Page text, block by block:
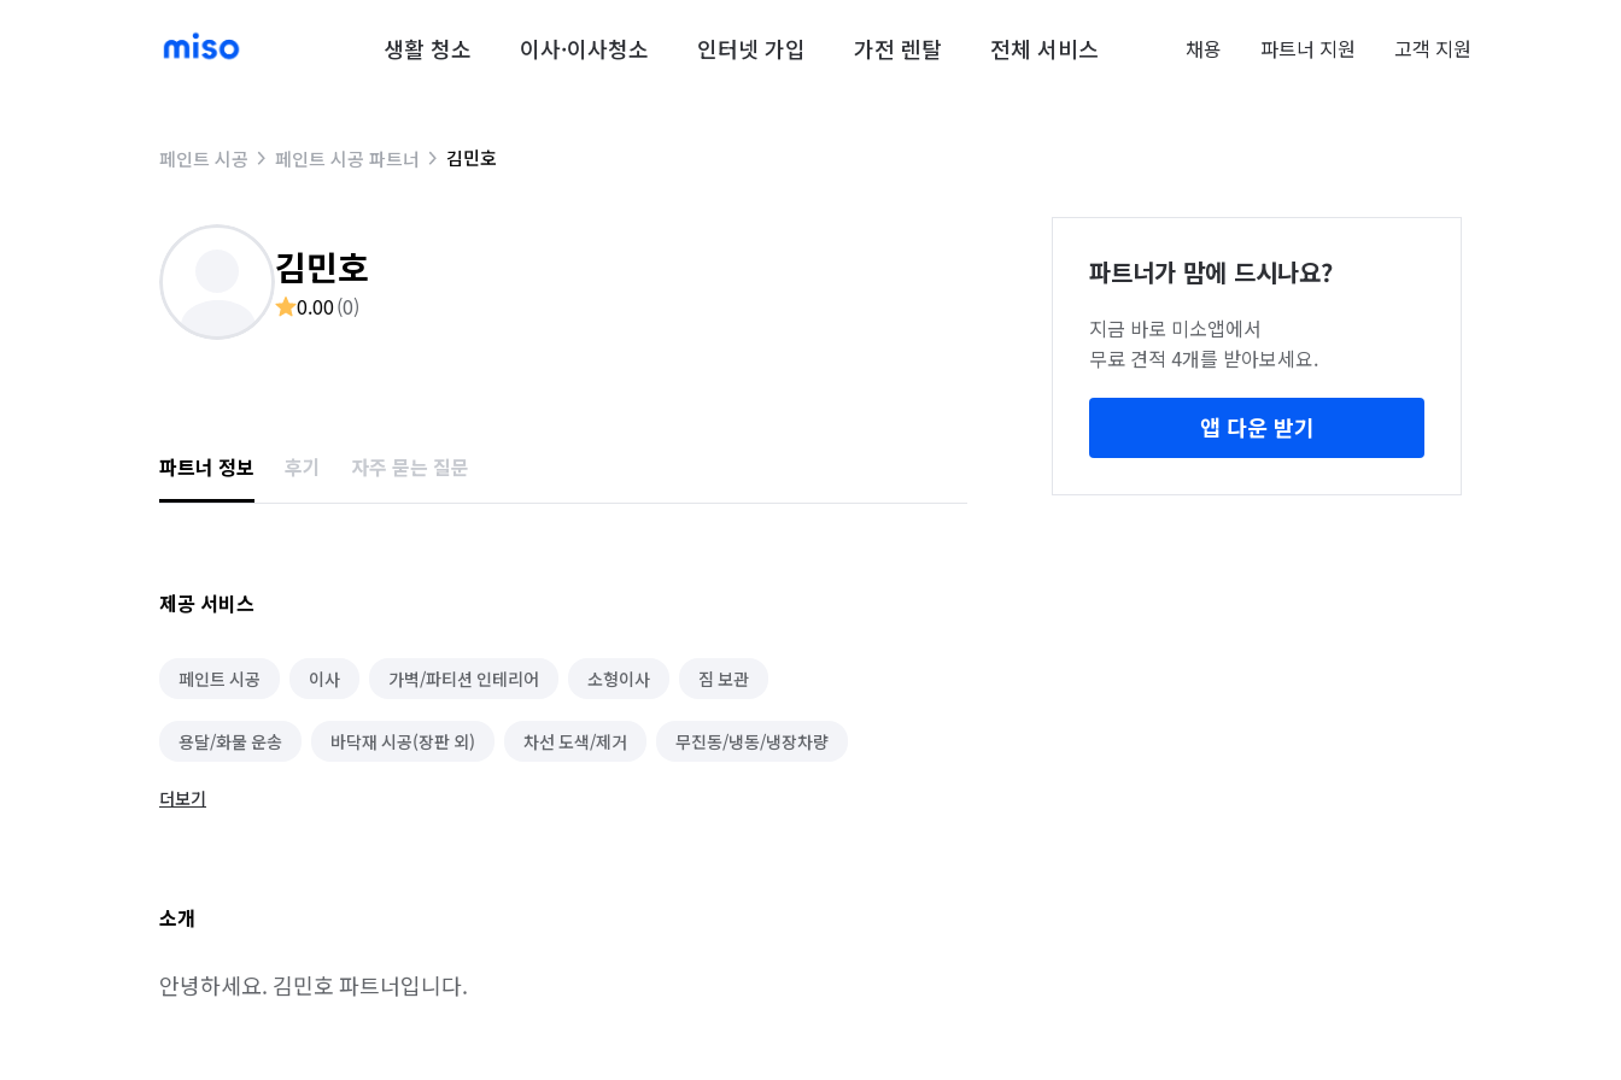
생활 청소 이사·이사청소 인터넷 가입 가전 렌탈 전체 서비스 채용 파트너 지원 고객 지원
페인트 시공 페인트 시공 파트너 김민호
김민호
0.00(0)
파트너 정보 후기 자주 묻는 질문
제공 서비스
페인트 시공 이사 가벽/파티션 인테리어 소형이사 짐 보관
용달/화물 운송 바닥재 시공(장판 외) 차선 도색/제거 무진동/냉동/냉장차량
더보기
소개
안녕하세요. 김민호 파트너입니다.
파트너가 맘에 드시나요?
지금 바로 미소앱에서
무료 견적 4개를 받아보세요.
앱 다운 받기